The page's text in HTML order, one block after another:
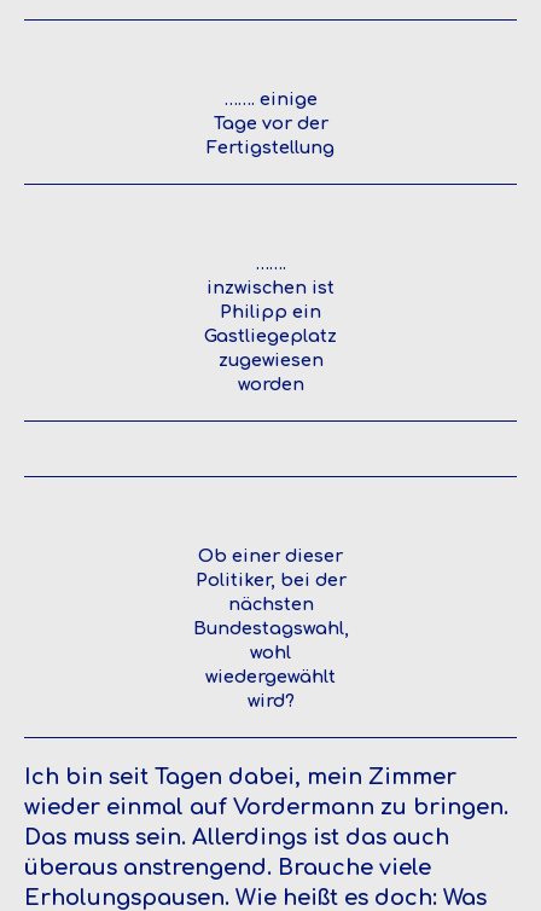
……. einige
Tage vor der
Fertigstellung
…….
inzwischen ist
Philipp ein
Gastliegeplatz
zugewiesen
worden
Ob einer dieser
Politiker, bei der
nächsten
Bundestagswahl,
wohl
wiedergewählt
wird?
Ich bin seit Tagen dabei, mein Zimmer
wieder einmal auf Vordermann zu bringen.
Das muss sein. Allerdings ist das auch
überaus anstrengend. Brauche viele
Erholungspausen. Wie heißt es doch: Was